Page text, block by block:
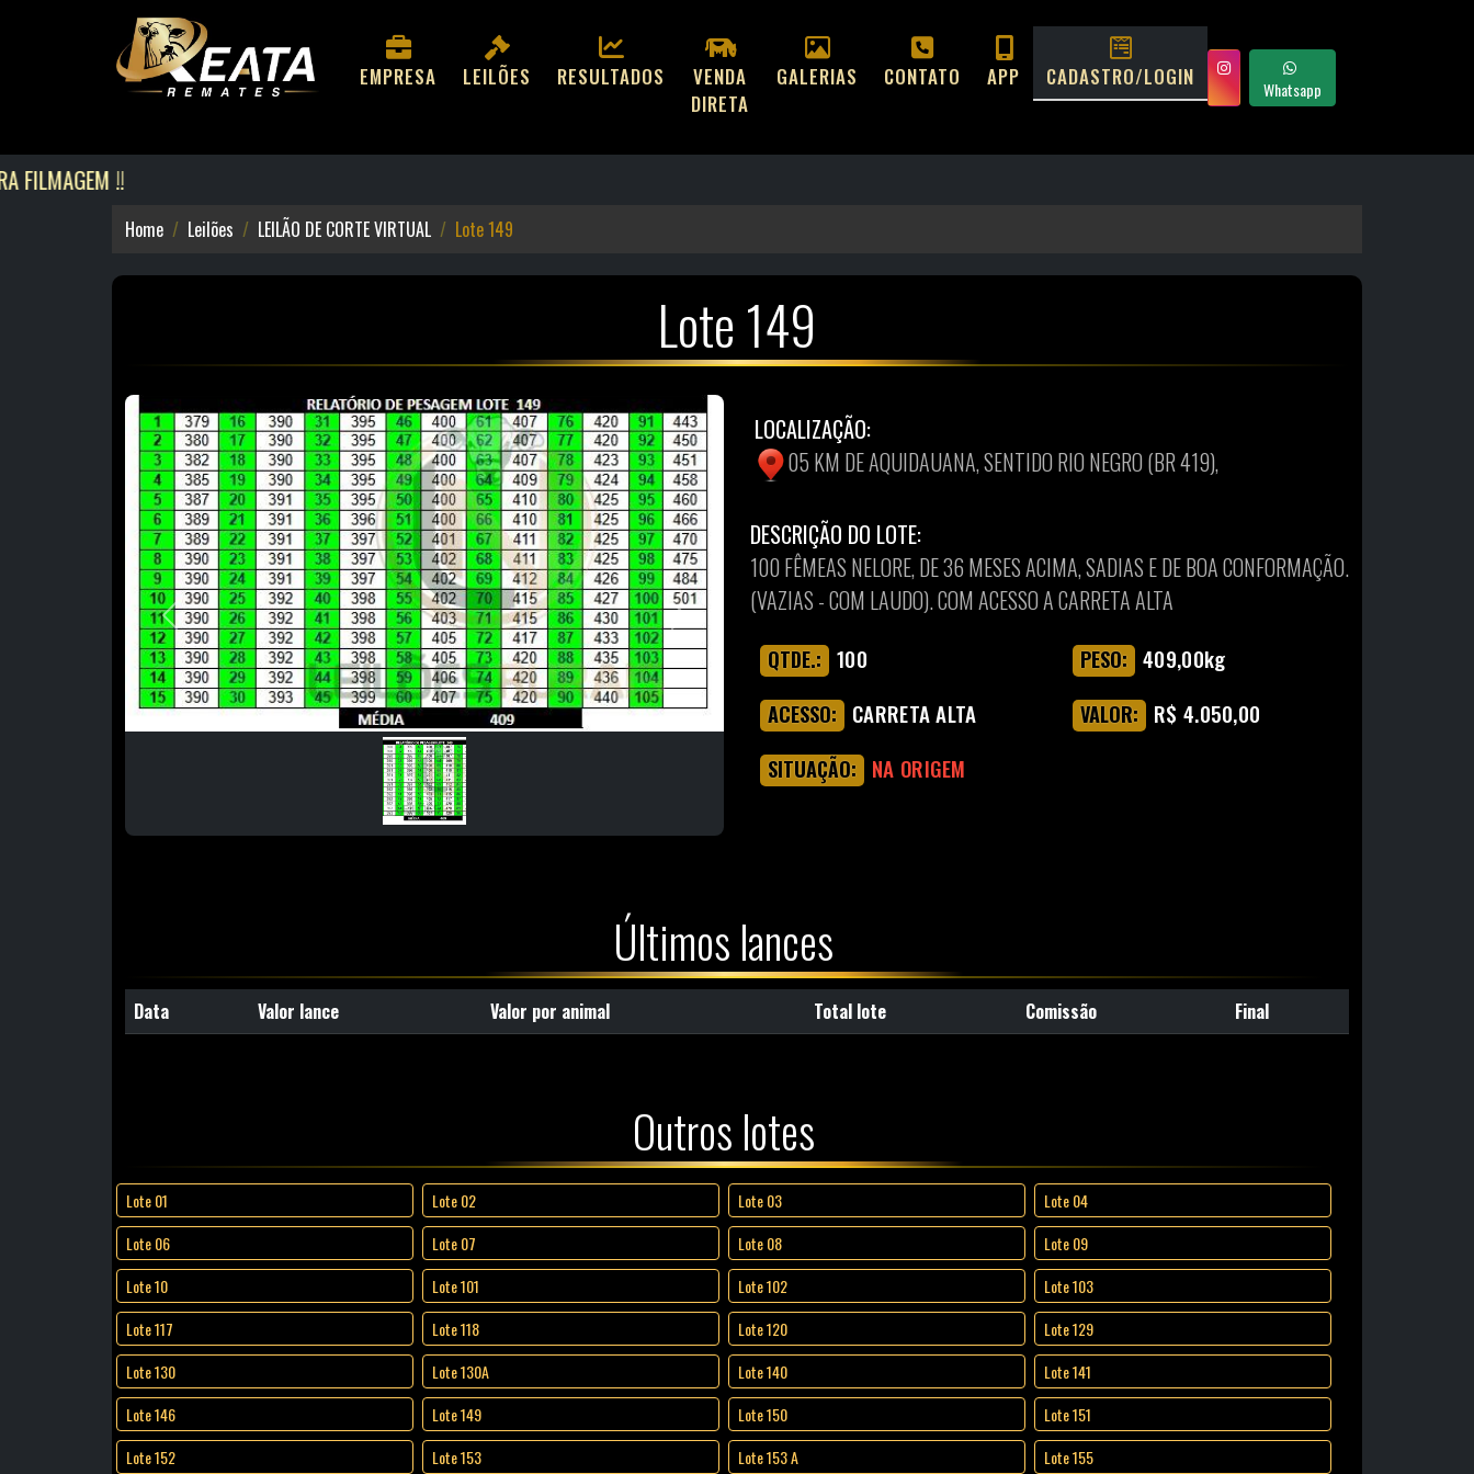
EMPRESA LEILÕES RESULTADOS
VENDA
DIRETA
GALERIAS CONTATO APP CADASTRO/LOGIN Whatsapp
!!
Home Leilões LEILÃO DE CORTE VIRTUAL Lote 149
Lote 149
Previous Next
LOCALIZAÇÃO:
05 KM DE AQUIDAUANA, SENTIDO RIO NEGRO (BR 419),
DESCRIÇÃO DO LOTE:
100 FÊMEAS NELORE, DE 36 MESES ACIMA, SADIAS E DE BOA CONFORMAÇÃO.
(VAZIAS - COM LAUDO). COM ACESSO A CARRETA ALTA
QTDE.: 100 PESO: 409,00kg
ACESSO: CARRETA ALTA VALOR: R$ 4.050,00
SITUAÇÃO: NA ORIGEM
Últimos lances
Data Valor lance Valor por animal Total lote Comissão Final
Outros lotes
Lote 01 Lote 02 Lote 03
Lote 04
Lote 06
Lote 07 Lote 08
Lote 09
Lote 10
Lote 101 Lote 102
Lote 103
Lote 117
Lote 118 Lote 120
Lote 129
Lote 130
Lote 130A Lote 140
Lote 141
Lote 146
Lote 149 Lote 150
Lote 151
Lote 152
Lote 153 Lote 153 A Lote 155